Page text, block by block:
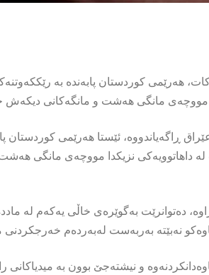
هەرێمی کوردستان پابەندە بە
مووچەی مانگی هەشت و مانگەکانی
ڕاگەیاندووە، ئێستا هەرێمی کوردستان
لە داهاتوویەکی نزیکدا مووچەی مانگی
تاوەکو نەبێتە بەربەست لەبەردەم
و نیشتەجێ بوون بە میدیاکانی